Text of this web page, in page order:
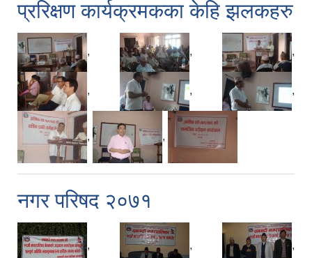
प्ररिक्षण कार्यक्रमकका केहि झलकहरु
, , ,
, , ,
, ,
नगर परिषद २०७१
, , ,